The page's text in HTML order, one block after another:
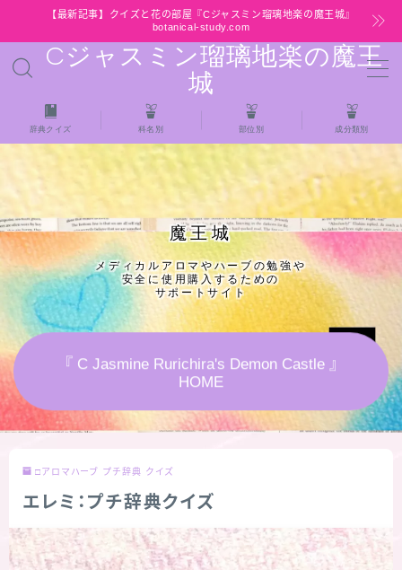
【最新記事】クイズと花の部屋『Cジャスミン瑠璃地楽の魔王城』
botanical-study.com
Cジャスミン瑠璃地楽の魔王
城
MENU
HOME
【最新】クイズと花の部屋
★全種/アロマハーブスパイス基材 プチ辞典ク
イズ＆プチ辞典
★アロマ検定＋αクイズ
★アロマハーブ傾向チェック
お知らせ
辞典クイズ 科名別 部位別 成分類別
魔王城
メディカルアロマやハーブの勉強や
安全に使用購入するための
サポートサイト
『 C Jasmine Rurichira's Demon Castle 』
HOME
□アロマハーブ プチ辞典 クイズ
エレミ：プチ辞典クイズ